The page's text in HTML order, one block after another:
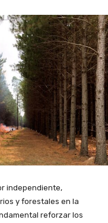
independiente,
y forestales en la
reforzar los